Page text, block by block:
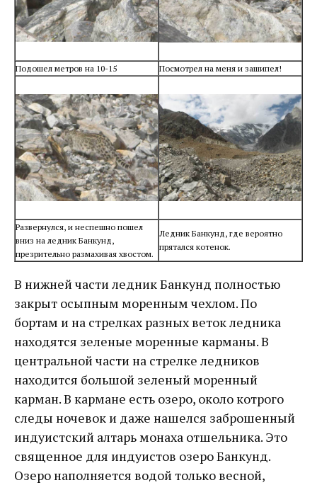
Подошел метров на 10-15 Посмотрел на меня и зашипел!
Развернулся, и неспешно пошел
вниз на ледник Банкунд,
презрительно размахивая хвостом.
Ледник Банкунд, где вероятно
прятался котенок.
В нижней части ледник Банкунд полностью
закрыт осыпным моренным чехлом. По
бортам и на стрелках разных веток ледника
находятся зеленые моренные карманы. В
центральной части на стрелке ледников
находится большой зеленый моренный
карман. В кармане есть озеро, около котрого
следы ночевок и даже нашелся заброшенный
индуистский алтарь монаха отшельника. Это
священное для индуистов озеро Банкунд.
Озеро наполняется водой только весной,